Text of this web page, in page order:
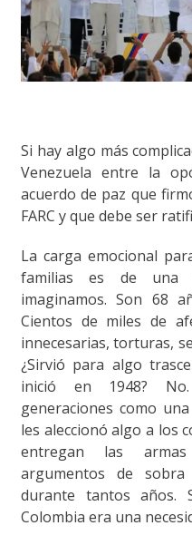
Si hay algo más
Venezuela entre la
acuerdo de paz que
FARC y que debe ser
La carga emocional
familias es de una
imaginamos. Son 68
Cientos de miles de
innecesarias, torturas,
¿Sirvió para algo
inició en 1948?
generaciones como
les aleccionó algo a los
entregan las
argumentos de
durante tantos años.
Colombia era una